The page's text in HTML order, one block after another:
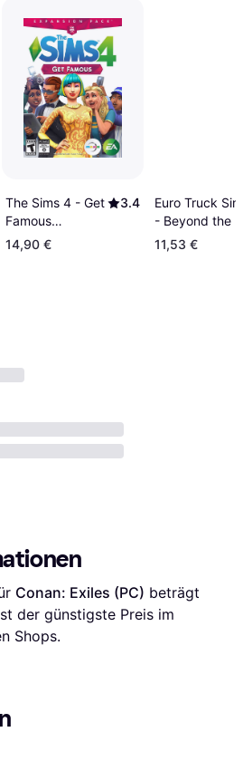
The Sims 4 - Get
Famous
Expansion Pack
(PC)
3.4
14,90 €
Euro Truck
- Beyond the
Sea (PC)
11,53 €
Conan: Exiles (PC) beträgt
der günstigste Preis im
Shops.